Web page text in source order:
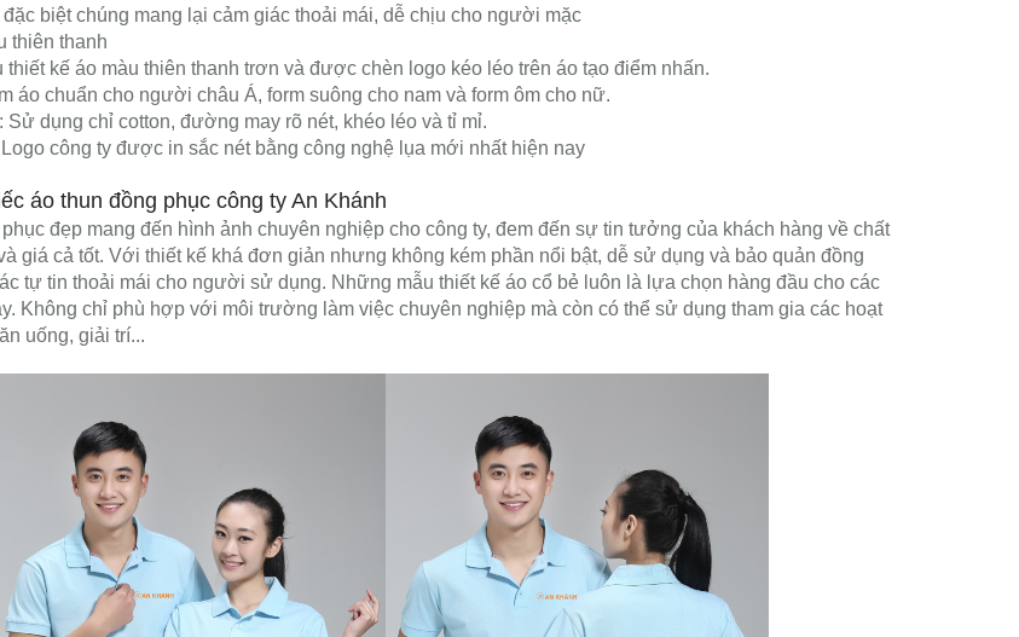
biệt chúng mang lại cảm giác thoải mái, dễ chịu cho người mặc
thiên thanh
thiết kế áo màu thiên thanh trơn và được chèn logo kéo léo trên áo tạo điểm nhấn.
áo chuẩn cho người châu Á, form suông cho nam và form ôm cho nữ.
Sử dụng chỉ cotton, đường may rõ nét, khéo léo và tỉ mỉ.
công ty được in sắc nét bằng công nghệ lụa mới nhất hiện nay
áo thun đồng phục công ty An Khánh
đẹp mang đến hình ảnh chuyên nghiệp cho công ty, đem đến sự tin tưởng của khách hàng về chất
giá cả tốt. Với thiết kế khá đơn giản nhưng không kém phần nổi bật, dễ sử dụng và bảo quản đồng
tự tin thoải mái cho người sử dụng. Những mẫu thiết kế áo cổ bẻ luôn là lựa chọn hàng đầu cho các
Không chỉ phù hợp với môi trường làm việc chuyên nghiệp mà còn có thể sử dụng tham gia các hoạt
uống, giải trí...